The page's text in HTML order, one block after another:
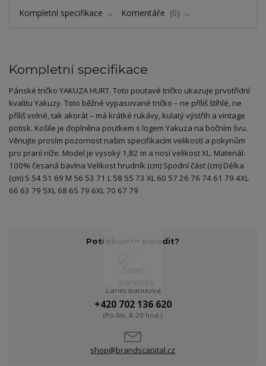
Kompletní specifikace Komentáře 0
Kompletní specifikace
Pánské tričko YAKUZA HURT. Toto poutavé tričko ukazuje prvotřídní
kvalitu Yakuzy. Toto běžné vypasované tričko – ne příliš štíhlé, ne
příliš volné, tak akorát – má krátké rukávy, kulatý výstřih a vintage
potisk. Košile je doplněna poutkem s logem Yakuza na bočním švu.
Věnujte prosím pozornost našim specifikacím velikostí a pokynům
pro praní níže. Model je vysoký 1,82 m a nosí velikost XL. Materiál:
100% česaná bavlna Velikost hrudník (cm) Spodní část (cm) Délka
(cm) S 54 51 69 M 56 53 71 L 58 55 73 XL 60 57 26 76 74 61 79 4XL
66 63 79 5XL 68 65 79 6XL 70 67 79
Potřebujete poradit?
Žanet Bandová
+420 702 136 620
(Po-Ne, 8-20 hod.)
shop@brandscapital.cz